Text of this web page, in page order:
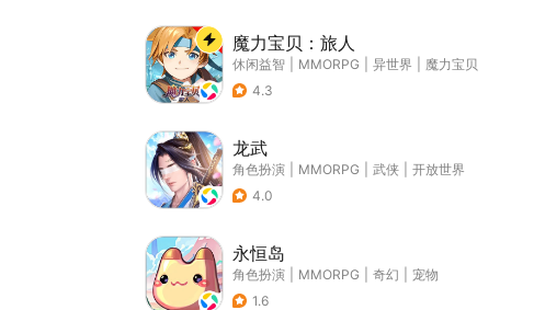
魔力宝贝：旅人
休闲益智 MMORPG 异世界
魔力宝贝
4.3
龙武
角色扮演 MMORPG 武侠
开放世界
4.0
永恒岛
角色扮演 MMORPG 奇幻
宠物
1.6